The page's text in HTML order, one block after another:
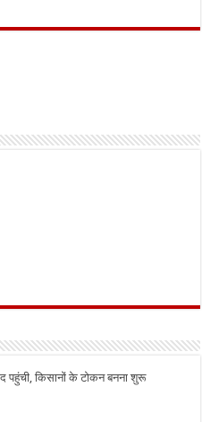
पहुंची, किसानों के टोकन बनना शुरू